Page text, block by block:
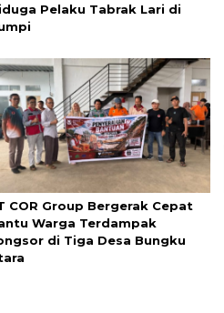
Pelaku Tabrak Lari di
COR Group Bergerak Cepat
Warga Terdampak
di Tiga Desa Bungku